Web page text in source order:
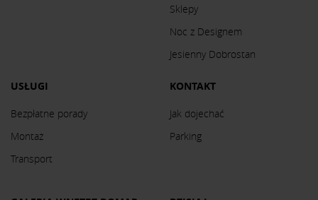
Sklepy
Noc z Designem
Jesienny Dobrostan
USŁUGI
Bezpłatne porady
Montaż
Transport
KONTAKT
Jak dojechać
Parking